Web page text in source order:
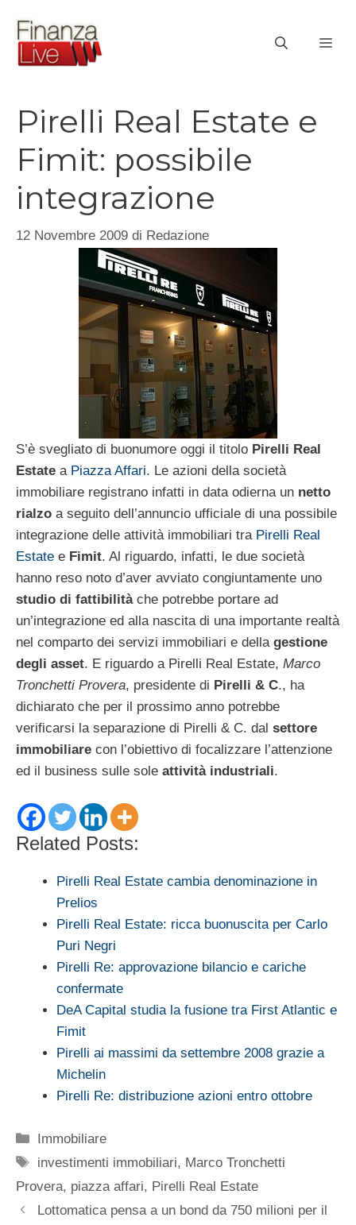
contenuto
Pirelli Real Estate e
Fimit: possibile
integrazione
12 Novembre 2009 di Redazione
S’è svegliato di buonumore oggi il titolo Pirelli Real
Estate a Piazza Affari. Le azioni della società
immobiliare registrano infatti in data odierna un netto
rialzo a seguito dell’annuncio ufficiale di una possibile
integrazione delle attività immobiliari tra Pirelli Real
Estate e Fimit. Al riguardo, infatti, le due società
hanno reso noto d’aver avviato congiuntamente uno
studio di fattibilitàche potrebbe portare ad
un’integrazione ed alla nascita di una importante realtà
nel comparto dei servizi immobiliari e della gestione
degli asset. E riguardo a Pirelli Real Estate, Marco
Tronchetti Provera, presidente di Pirelli & C., ha
dichiarato che per il prossimo anno potrebbe
verificarsi la separazione di Pirelli & C. dal settore
immobiliare con l’obiettivo di focalizzare l’attenzione
ed il business sulle sole attività industriali.
Related Posts:
Pirelli Real Estate cambia denominazione in
Prelios
Pirelli Real Estate: ricca buonuscita per Carlo
Puri Negri
Pirelli Re: approvazione bilancio e cariche
confermate
DeA Capital studia la fusione tra First Atlantic e
Fimit
Pirelli ai massimi da settembre 2008 grazie a
Michelin
Pirelli Re: distribuzione azioni entro ottobre
Categorie
Immobiliare
Tag
investimenti immobiliari, Marco Tronchetti
Provera, piazza affari, Pirelli Real Estate
Lottomatica pensa a un bond da 750 milioni per il